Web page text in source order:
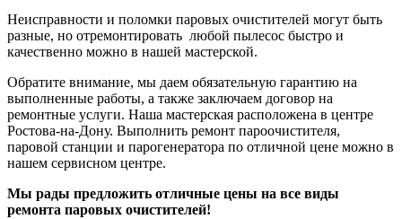
Неисправности и поломки паровых очистителей могут быть
разные, но отремонтировать любой пылесос быстро и
качественно можно в нашей мастерской.
Обратите внимание, мы даем обязательную гарантию на
выполненные работы, а также заключаем договор на
ремонтные услуги. Наша мастерская расположена в центре
Ростова-на-Дону. Выполнить ремонт пароочистителя,
паровой станции и парогенератора по отличной цене можно в
нашем сервисном центре.
Мы рады предложить отличные цены на все виды
ремонта паровых очистителей!